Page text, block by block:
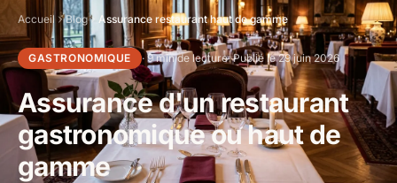
Accueil Blog Assurance restaurant haut de gamme
GASTRONOMIQUE · 9 min de lecture· Publié le 29 juin 2026
Assurance d'un restaurant
gastronomique ou haut de
gamme